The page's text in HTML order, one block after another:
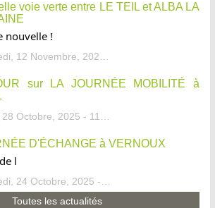
voie verte entre LE TEIL et ALBA LA
nouvelle !
sur LA JOURNÉE MOBILITÉ à
D'ÉCHANGE à VERNOUX
l
Toutes les actualités